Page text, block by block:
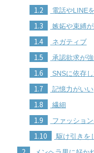
1.2 電話やLINE
1.3 嫉妬や束縛
1.4 ネガティブ
1.5 承認欲求が
1.6 SNSに依存
1.7 記憶力がいい
1.8 繊細
1.9 ファッショ
1.10 駆け引きを